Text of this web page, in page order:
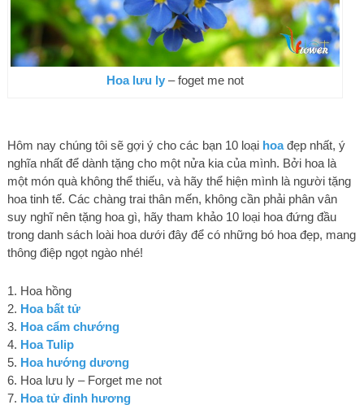
Hoa lưu ly– foget me not
Hôm nay chúng tôi sẽ gợi ý cho các bạn 10 loại hoađẹp nhất, ý
nghĩa nhất để dành tặng cho một nửa kia của mình. Bởi hoa là
một món quà không thể thiếu, và hãy thể hiện mình là người tặng
hoa tinh tế. Các chàng trai thân mến, không cần phải phân vân
suy nghĩ nên tặng hoa gì, hãy tham khảo 10 loại hoa đứng đầu
trong danh sách loài hoa dưới đây để có những bó hoa đẹp, mang
thông điệp ngọt ngào nhé!
1. Hoa hồng
2. Hoa bất tử
3. Hoa cẩm chướng
4. Hoa Tulip
5. Hoa hướng dương
6. Hoa lưu ly – Forget me not
7. Hoa tử đinh hương